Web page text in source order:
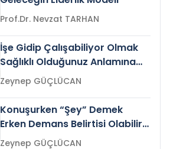
Prof.Dr. Nevzat TARHAN
İşe Gidip Çalışabiliyor Olmak
Sağlıklı Olduğunuz Anlamına
Gelir mi?Zeynep GÜÇLÜCAN
Konuşurken “Şey” Demek
Erken Demans Belirtisi Olabilir
mi?
Zeynep GÜÇLÜCAN